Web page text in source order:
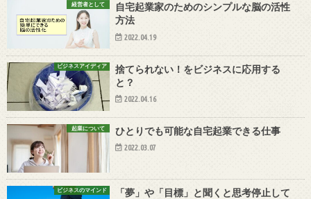
経営者として
自宅起業家のためのシンプルな脳の活性
方法
2022.04.19
ビジネスアイディア
捨てられない！をビジネスに応用する
と？
2022.04.16
起業について ひとりでも可能な自宅起業できる仕事
2022.03.07
ビジネスのマインド
「夢」や「目標」と聞くと思考停止して